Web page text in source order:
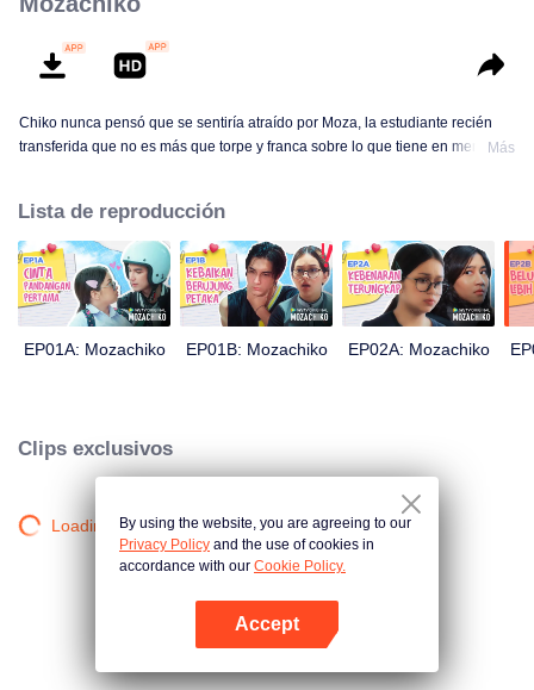
Chiko nunca pensó que se sentiría atraído por Moza, la estudiante recién
transferida que no es más que torpe y franca sobre lo que tiene en mente.
un gran giro en la trama: ahora Chiko es quien la persigue.
Más
Lista de reproducción
EP01A: Mozachiko EP01B: Mozachiko EP02A: Mozachiko
Clips exclusivos
Loading…By using the website, you are agreeing to our
Privacy Policy and the use of cookies in
accordance with our Cookie Policy.
Accept